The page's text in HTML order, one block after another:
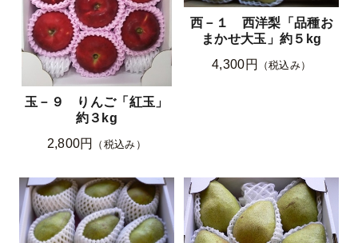
玉－９ りんご「紅玉」
約３kg
2,800円
（税込み）
西－１ 西洋梨「品種お
まかせ大玉」約５kg
4,300円
（税込み）